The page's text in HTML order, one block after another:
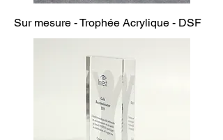
Sur mesure - Trophée Acrylique - DSF